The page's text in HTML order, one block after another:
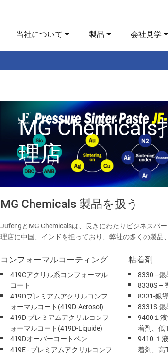
当社について 製品 会社見学
MG Chemicals
理店
MG Chemicals 製品を扱う
JufengとMG Chemicalsは、長きにわたりビジネスパ
理店に中国、インドを担っており、弊社の多くの製品
コンフォーマルコーティング
419Cアクリル系コンフォーマル
コート
419Dプレミアムアクリルコンフ
ォーマルコート(419D-Aerosol)
419D プレミアムアクリルコンフ
ォーマルコート(419D-Liquide)
419Dオーバーコートペン
419E - プレミアムアクリルコンフ
粘着剤
8330 –銀
8330S –
8331-銀
8331S-銀
9400１
着剤、低
9410 １
着剤、高